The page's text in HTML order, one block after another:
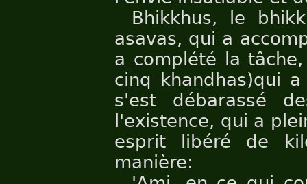
Bhikkhus, le
asavas, qui a
a complété la
cinq khandhas)qui
s'est débarassé
l'existence, qui a
esprit libéré de
manière: